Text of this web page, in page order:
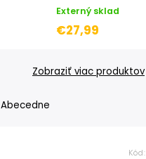
Externý sklad
€27,99
Zobraziť viac produktov
Abecedne
Kód: